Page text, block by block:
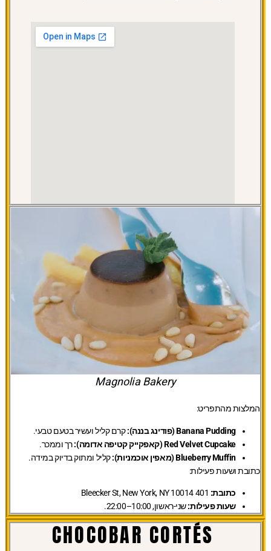
Magnolia Bakery
המלצות מהתפריט:
Banana Pudding (פודינג בננה):
קרם קליל ועשיר בטעם טבעי.
Red Velvet Cupcake (קאפקייק קטיפה אדומה):
רך וממכר.
Blueberry Muffin (מאפין אוכמניות):
קליל ומתוק בדיוק במידה.
כתובת ושעות פעילות:
כתובת:
שעות פעילות:שני-ראשון, 10:00–22:00.
CHOCOBAR CORTÉS